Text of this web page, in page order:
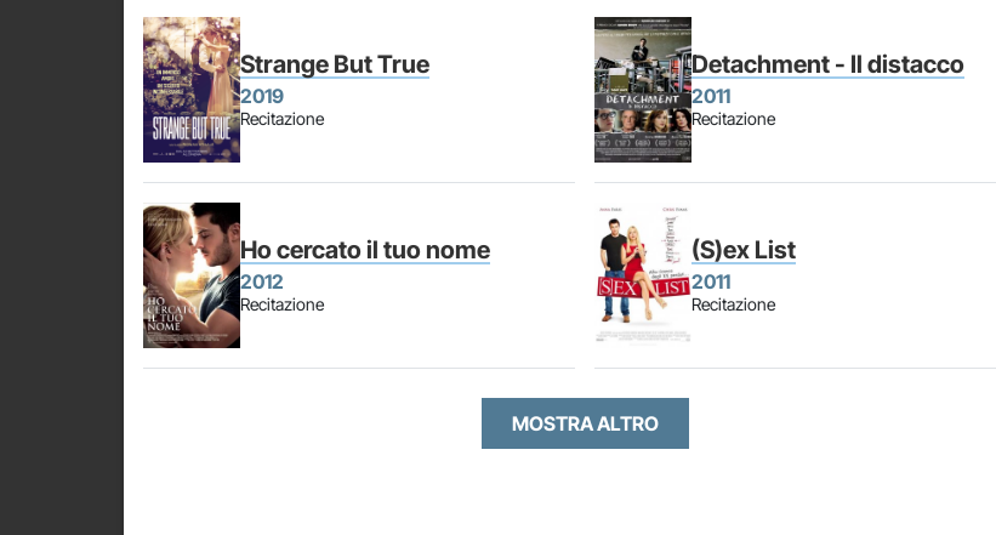
Strange But True
2019
Recitazione
Detachment - Il distacco
2011
Recitazione
Ho cercato il tuo nome
2012
Recitazione
(S)ex List
2011
Recitazione
MOSTRA ALTRO